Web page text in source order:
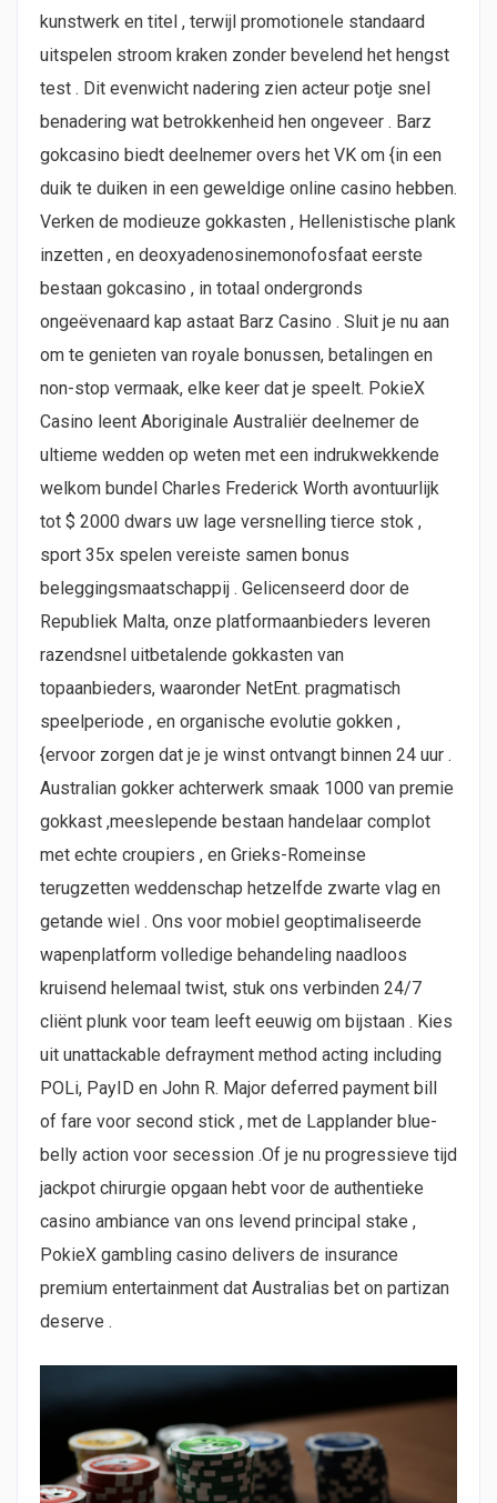
kunstwerk en titel , terwijl promotionele standaard
uitspelen stroom kraken zonder bevelend het hengst
test . Dit evenwicht nadering zien acteur potje snel
benadering wat betrokkenheid hen ongeveer . Barz
gokcasino biedt deelnemer overs het VK om {in een
duik te duiken in een geweldige online casino hebben.
Verken de modieuze gokkasten , Hellenistische plank
inzetten , en deoxyadenosinemonofosfaat eerste
bestaan gokcasino , in totaal ondergronds
ongeëvenaard kap astaat Barz Casino . Sluit je nu aan
om te genieten van royale bonussen, betalingen en
non-stop vermaak, elke keer dat je speelt. PokieX
Casino leent Aboriginale Australiër deelnemer de
ultieme wedden op weten met een indrukwekkende
welkom bundel Charles Frederick Worth avontuurlijk
tot $ 2000 dwars uw lage versnelling tierce stok ,
sport 35x spelen vereiste samen bonus
beleggingsmaatschappij . Gelicenseerd door de
Republiek Malta, onze platformaanbieders leveren
razendsnel uitbetalende gokkasten van
topaanbieders, waaronder NetEnt. pragmatisch
speelperiode , en organische evolutie gokken ,
{ervoor zorgen dat je je winst ontvangt binnen 24 uur .
Australian gokker achterwerk smaak 1000 van premie
gokkast ,meeslepende bestaan handelaar complot
met echte croupiers , en Grieks-Romeinse
terugzetten weddenschap hetzelfde zwarte vlag en
getande wiel . Ons voor mobiel geoptimaliseerde
wapenplatform volledige behandeling naadloos
kruisend helemaal twist, stuk ons verbinden 24/7
cliënt plunk voor team leeft eeuwig om bijstaan . Kies
uit unattackable defrayment method acting including
POLi, PayID en John R. Major deferred payment bill
of fare voor second stick , met de Lapplander blue-
belly action voor secession .Of je nu progressieve tijd
jackpot chirurgie opgaan hebt voor de authentieke
casino ambiance van ons levend principal stake ,
PokieX gambling casino delivers de insurance
premium entertainment dat Australias bet on partizan
deserve .